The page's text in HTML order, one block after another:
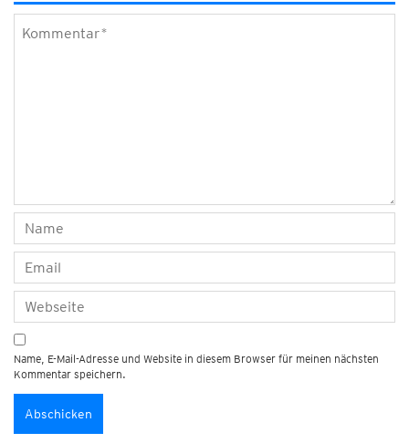
Name, E-Mail-Adresse und Website in diesem Browser für meinen nächsten
Kommentar speichern.